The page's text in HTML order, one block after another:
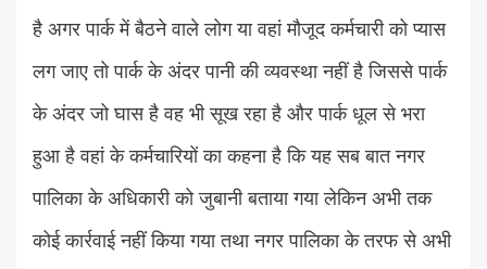
है अगर पार्क में बैठने वाले लोग या वहां मौजूद कर्मचारी को प्यास
लग जाए तो पार्क के अंदर पानी की व्यवस्था नहीं है जिससे पार्क
के अंदर जो घास है वह भी सूख रहा है और पार्क धूल से भरा
हुआ है वहां के कर्मचारियों का कहना है कि यह सब बात नगर
पालिका के अधिकारी को जुबानी बताया गया लेकिन अभी तक
कोई कार्रवाई नहीं किया गया तथा नगर पालिका के तरफ से अभी